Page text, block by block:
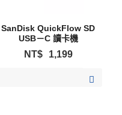
SanDisk QuickFlow SD
USB－C 讀卡機
NT$ 1,199